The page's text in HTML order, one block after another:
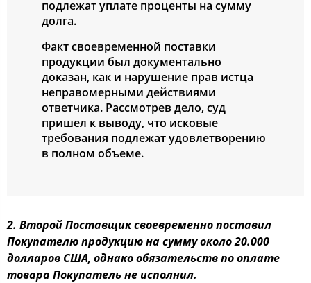
подлежат уплате проценты на сумму
долга.
Факт своевременной поставки
продукции был документально
доказан, как и нарушение прав истца
неправомерными действиями
ответчика. Рассмотрев дело, суд
пришел к выводу, что исковые
требования подлежат удовлетворению
в полном объеме.
2. Второй Поставщик своевременно поставил
Покупателю продукцию на сумму около 20.000
долларов США, однако обязательств по оплате
товара Покупатель не исполнил.